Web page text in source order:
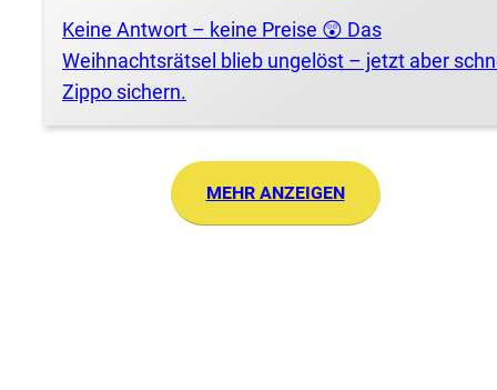
Keine Antwort – keine Preise 😲 Das
Weihnachtsrätsel blieb ungelöst – jetzt aber
Zippo sichern.
MEHR ANZEIGEN